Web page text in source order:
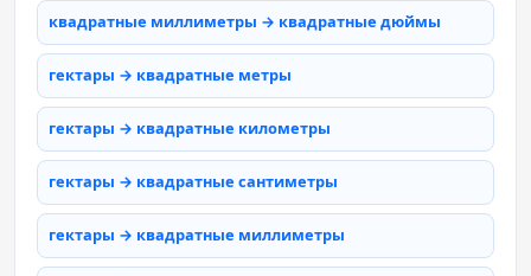
квадратные миллиметры → квадратные дюймы
гектары → квадратные метры
гектары → квадратные километры
гектары → квадратные сантиметры
гектары → квадратные миллиметры